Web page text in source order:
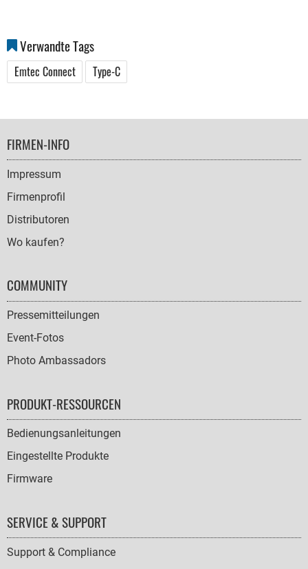
Verwandte Tags
Emtec Connect Type-C
FOOTER
NAVIGATION
FIRMEN-INFO
Impressum
Firmenprofil
Distributoren
Wo kaufen?
COMMUNITY
Pressemitteilungen
Event-Fotos
Photo Ambassadors
PRODUKT-RESSOURCEN
Bedienungsanleitungen
Eingestellte Produkte
Firmware
SERVICE & SUPPORT
Support & Compliance